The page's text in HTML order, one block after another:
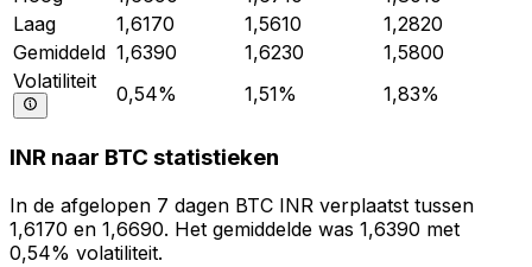
Laag
1,6170 1,5610
1,2820
Gemiddeld 1,6390 1,6230
1,5800
Volatiliteit
0,54% 1,51% 1,83%
INR naar BTC statistieken
In de afgelopen 7 dagen BTC INR verplaatst tussen
1,6170 en 1,6690. Het gemiddelde was 1,6390 met
0,54% volatiliteit.